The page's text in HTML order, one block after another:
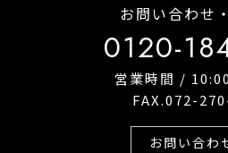
お問い合わせ
0120-
営業時間 /
FAX.072-
お問い合わ